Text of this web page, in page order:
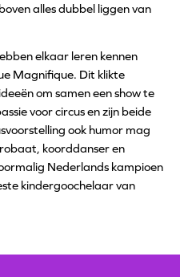
alles dubbel liggen van
elkaar leren kennen
Magnifique. Dit klikte
om samen een show te
voor circus en zijn beide
ook humor mag
koorddanser en
Nederlands kampioen
kindergoochelaar van